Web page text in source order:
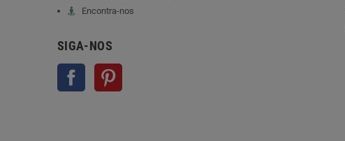
Encontra-nos
SIGA-NOS
Facebook